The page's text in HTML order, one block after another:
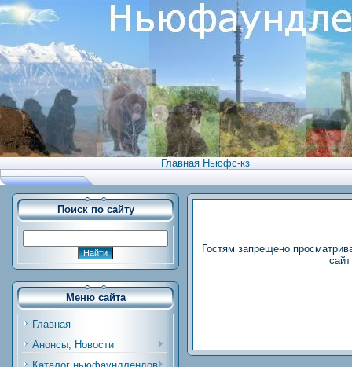
Главная Ньюфс-кз
Поиск по сайту
Меню сайта
Главная
Анонсы, Новости
Гостям запрещено